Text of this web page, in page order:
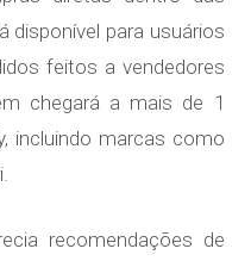
disponível para usuários
feitos a vendedores
chegará a mais de 1
incluindo marcas como
recomendações de